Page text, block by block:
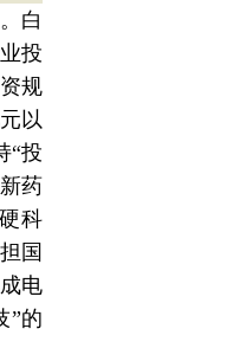
白
投
规
以
“投
药
科
国
电
”的